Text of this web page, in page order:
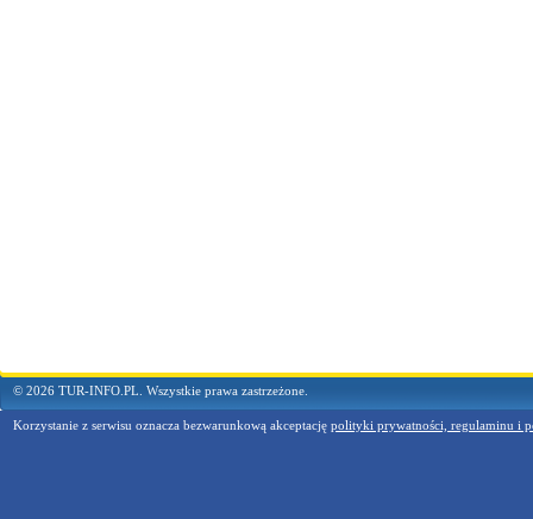
© 2026 TUR-INFO.PL. Wszystkie prawa zastrzeżone.
Korzystanie z serwisu oznacza bezwarunkową akceptację polityki prywatności, regulaminu i